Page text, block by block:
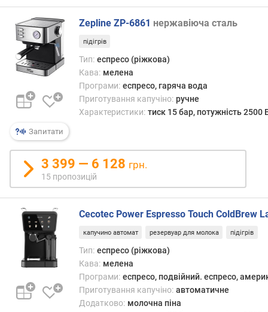
м
о
л
о
к
а
л
)
т
и
к
р
)
м
а
к
с
Запитати
Zepline ZP-6861 нержавіюча сталь
підігрів
Тип: еспресо (ріжкова)
Кава: мелена
Програми: еспресо, гаряча вода
Приготування капучіно: ручне
Характеристики: тиск 15 бар, потужність 2500
3 399 — 6 128 грн.
15 пропозицій
Cecotec Power Espresso Touch ColdBrew
капучино автомат резервуар для молока підігрів
Тип: еспресо (ріжкова)
Кава: мелена
Програми: еспресо, подвійний. еспресо,
Приготування капучіно: автоматичне
Додатково: молочна піна